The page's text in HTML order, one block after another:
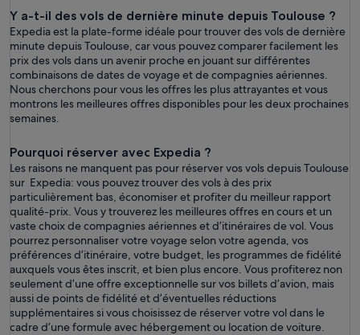
Y a-t-il des vols de dernière minute depuis Toulouse ?
Expedia est la plate-forme idéale pour trouver des vols de dernière
minute depuis Toulouse, car vous pouvez comparer facilement les
prix des vols dans un avenir proche en jouant sur différentes
combinaisons de dates de voyage et de compagnies aériennes.
Nous cherchons pour vous les offres les plus attrayantes et vous
montrons les meilleures offres disponibles pour les deux prochaines
semaines.
Pourquoi réserver avec Expedia ?
Les raisons ne manquent pas pour réserver vos vols depuis Toulouse
sur Expedia: vous pouvez trouver des vols à des prix
particulièrement bas, économiser et profiter du meilleur rapport
qualité-prix. Vous y trouverez les meilleures offres en cours et un
vaste choix de compagnies aériennes et d’itinéraires de vol. Vous
pourrez personnaliser votre voyage selon votre agenda, vos
préférences d’itinéraire, votre budget, les programmes de fidélité
auxquels vous êtes inscrit, et bien plus encore. Vous profiterez non
seulement d’une offre exceptionnelle sur vos billets d’avion, mais
aussi de points de fidélité et d’éventuelles réductions
supplémentaires si vous choisissez de réserver votre vol dans le
cadre d’une formule avec hébergement ou location de voiture.